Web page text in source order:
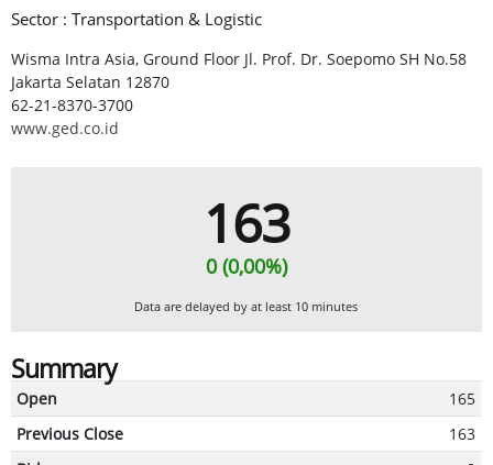
Sector : Transportation & Logistic
Wisma Intra Asia, Ground Floor Jl. Prof. Dr. Soepomo SH No.58
Jakarta Selatan 12870
62-21-8370-3700
www.ged.co.id
163
0 (0,00%)
Data are delayed by at least 10 minutes
Summary
Open
165
Previous Close
163